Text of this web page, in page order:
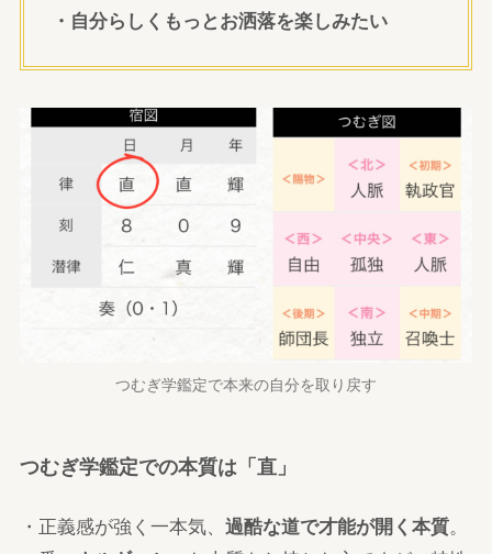
・自分らしくもっとお洒落を楽しみたい
つむぎ学鑑定で本来の自分を取り戻す
つむぎ学鑑定での本質は「直」
・正義感が強く一本気、 過酷な道で才能が開く本質。